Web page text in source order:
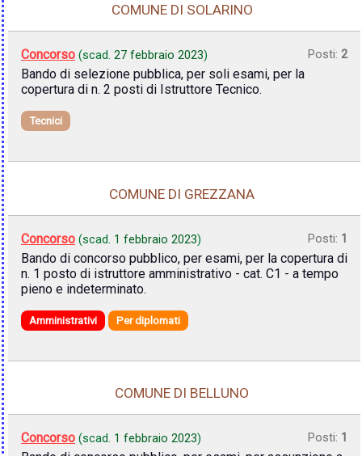
COMUNE DI SOLARINO
Concorso (scad. 27 febbraio 2023) Posti: 2
Bando di selezione pubblica, per soli esami, per la
copertura di n. 2 posti di Istruttore Tecnico.
Tecnici
COMUNE DI GREZZANA
Concorso (scad. 1 febbraio 2023) Posti: 1
Bando di concorso pubblico, per esami, per la copertura di
n. 1 posto di istruttore amministrativo - cat. C1 - a tempo
pieno e indeterminato.
Amministrativi Per diplomati
COMUNE DI BELLUNO
Concorso (scad. 1 febbraio 2023) Posti: 1